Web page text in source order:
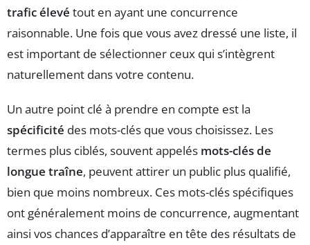
trafic élevé tout en ayant une concurrence
raisonnable. Une fois que vous avez dressé une liste, il
est important de sélectionner ceux qui s’intègrent
naturellement dans votre contenu.
Un autre point clé à prendre en compte est la
spécificité des mots-clés que vous choisissez. Les
termes plus ciblés, souvent appelés mots-clés de
longue traîne, peuvent attirer un public plus qualifié,
bien que moins nombreux. Ces mots-clés spécifiques
ont généralement moins de concurrence, augmentant
ainsi vos chances d’apparaître en tête des résultats de